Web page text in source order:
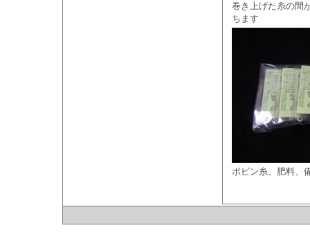
巻き上げた糸の間
ちます
ボビン糸、肥料、